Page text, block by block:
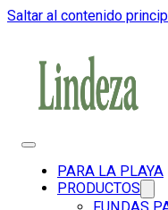
Saltar al contenido
PARA LA PLAYA
PRODUCTOS